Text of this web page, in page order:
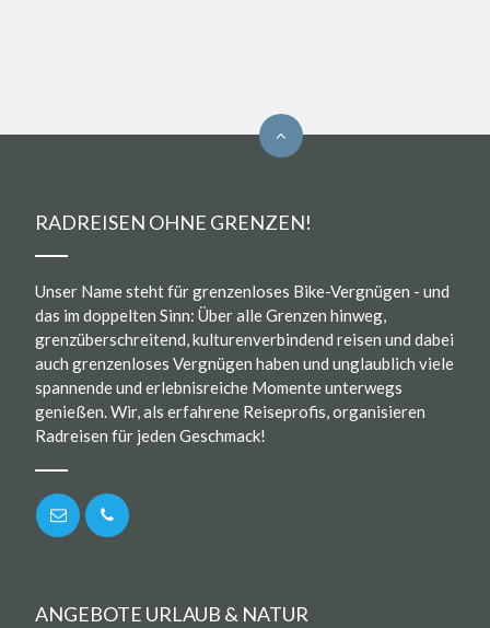
RADREISEN OHNE GRENZEN!
Unser Name steht für grenzenloses Bike-Vergnügen - und
das im doppelten Sinn: Über alle Grenzen hinweg,
grenzüberschreitend, kulturenverbindend reisen und dabei
auch grenzenloses Vergnügen haben und unglaublich viele
spannende und erlebnisreiche Momente unterwegs
genießen. Wir, als erfahrene Reiseprofis, organisieren
Radreisen für jeden Geschmack!
ANGEBOTE URLAUB & NATUR